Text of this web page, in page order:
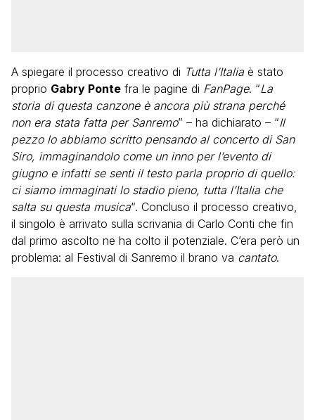
A spiegare il processo creativo di Tutta l’Italia è stato
proprio Gabry Ponte fra le pagine di FanPage. “La
storia di questa canzone è ancora più strana perché
non era stata fatta per Sanremo” – ha dichiarato – “Il
pezzo lo abbiamo scritto pensando al concerto di San
Siro, immaginandolo come un inno per l’evento di
giugno e infatti se senti il testo parla proprio di quello:
ci siamo immaginati lo stadio pieno, tutta l’Italia che
salta su questa musica“. Concluso il processo creativo,
il singolo è arrivato sulla scrivania di Carlo Conti che fin
dal primo ascolto ne ha colto il potenziale. C’era però un
problema: al Festival di Sanremo il brano va cantato.